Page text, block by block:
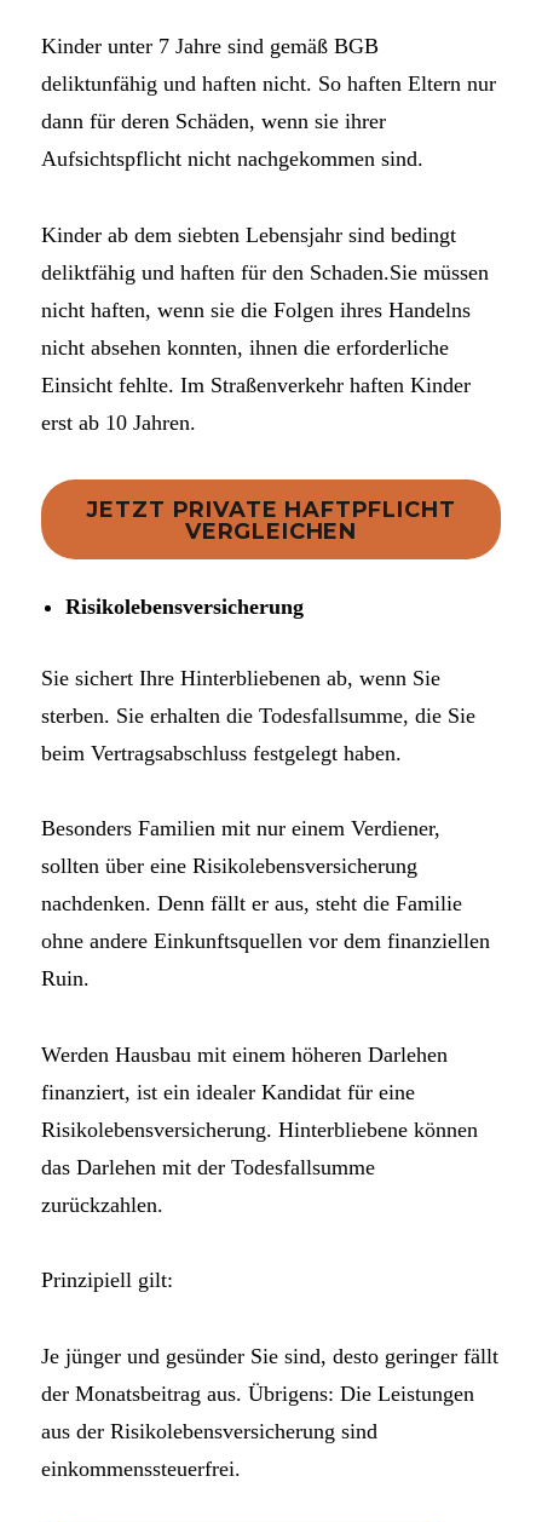
Kinder unter 7 Jahre sind gemäß BGB
deliktunfähig und haften nicht. So haften Eltern nur
dann für deren Schäden, wenn sie ihrer
Aufsichtspflicht nicht nachgekommen sind.
Kinder ab dem siebten Lebensjahr sind bedingt
deliktfähig und haften für den Schaden.Sie müssen
nicht haften, wenn sie die Folgen ihres Handelns
nicht absehen konnten, ihnen die erforderliche
Einsicht fehlte. Im Straßenverkehr haften Kinder
erst ab 10 Jahren.
JETZT PRIVATE HAFTPFLICHT
VERGLEICHEN
Risikolebensversicherung
Sie sichert Ihre Hinterbliebenen ab, wenn Sie
sterben. Sie erhalten die Todesfallsumme, die Sie
beim Vertragsabschluss festgelegt haben.
Besonders Familien mit nur einem Verdiener,
sollten über eine Risikolebensversicherung
nachdenken. Denn fällt er aus, steht die Familie
ohne andere Einkunftsquellen vor dem finanziellen
Ruin.
Werden Hausbau mit einem höheren Darlehen
finanziert, ist ein idealer Kandidat für eine
Risikolebensversicherung. Hinterbliebene können
das Darlehen mit der Todesfallsumme
zurückzahlen.
Prinzipiell gilt:
Je jünger und gesünder Sie sind, desto geringer fällt
der Monatsbeitrag aus. Übrigens: Die Leistungen
aus der Risikolebensversicherung sind
einkommenssteuerfrei.